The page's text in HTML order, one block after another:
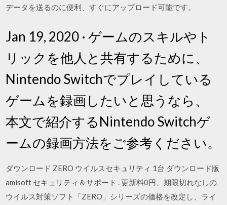
データを送るのに便利、すぐにアップロード可能です。
Jan 19, 2020 · ゲームのスキルやト
リックを他人と共有するために、
Nintendo Switchでプレイしている
ゲームを録画したいと思うなら、
本文で紹介するNintendo Switchゲ
ームの録画方法をご参考ください。
ダウンロード ZERO ウイルスセキュリティ 1台 ダウンロード版
amisoft セキュリティ＆サポート . 更新料0円、期限切れなしの
ウイルス対策ソフト「ZERO」シリーズの価格を改定し、ライ